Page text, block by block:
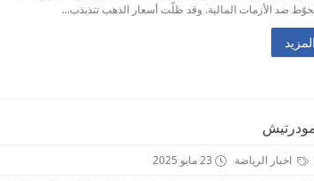
ضد الأزمات المالية. وقد ظلّت أسعار الذهب تتذبذب...
اخبار الرياضة
23 مايو 2025